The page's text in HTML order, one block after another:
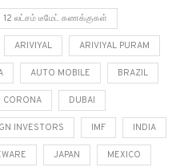
12 லட்சம் டீமேட் கணக்குகள்
ARIVIYAL ARIVIYAL PURAM
AUTO MOBILE BRAZIL
CORONA DUBAI
INVESTORS IMF INDIA
JAPAN MEXICO